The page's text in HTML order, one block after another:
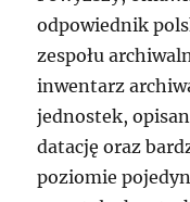
odpowiednik
zespołu
inwentarz
jednostek,
datację oraz
poziomie